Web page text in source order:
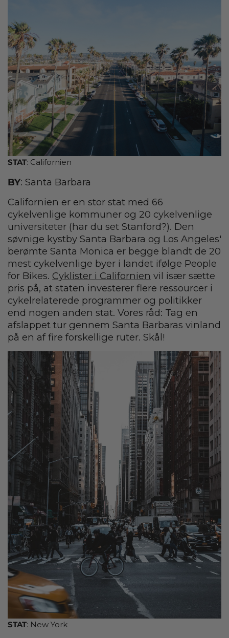
STAT: Californien
BY: Santa Barbara
Californien er en stor stat med 66
cykelvenlige kommuner og 20 cykelvenlige
universiteter (har du set Stanford?). Den
søvnige kystby Santa Barbara og Los Angeles'
berømte Santa Monica er begge blandt de 20
mest cykelvenlige byer i landet ifølge People
for Bikes. Cyklister i Californien vil især sætte
pris på, at staten investerer flere ressourcer i
cykelrelaterede programmer og politikker
end nogen anden stat. Vores råd: Tag en
afslappet tur gennem Santa Barbaras vinland
på en af fire forskellige ruter. Skål!
STAT: New York